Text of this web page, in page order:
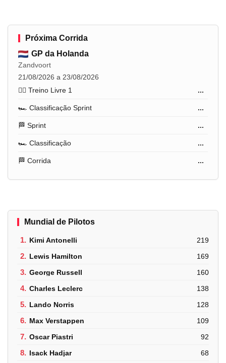
Próxima Corrida
GP da Holanda
Zandvoort
21/08/2026 a 23/08/2026
🏋️‍♂️ Treino Livre 1
...
🏎️ Classificação Sprint ...
🏁 Sprint ...
🏎️ Classificação ...
🏁 Corrida ...
Mundial de Pilotos
1. Kimi Antonelli 219
2. Lewis Hamilton 169
3. George Russell 160
4. Charles Leclerc 138
5. Lando Norris 128
6. Max Verstappen 109
7. Oscar Piastri 92
8. Isack Hadjar 68